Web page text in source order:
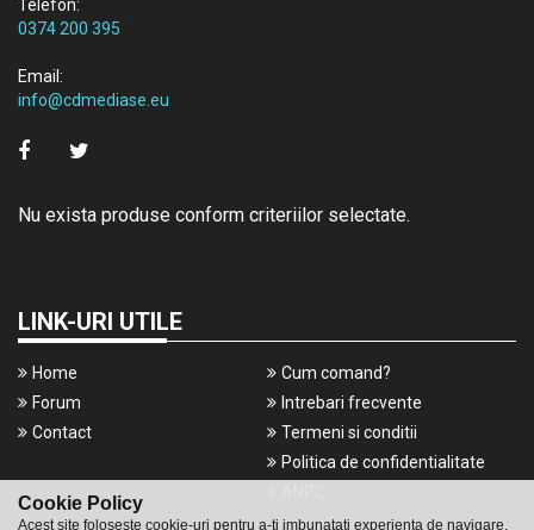
Cookie Policy
Acest site foloseste cookie-uri pentru a-ti imbunatati experienta de navigare.
Telefon:
0374 200 395
Email:
info@cdmediase.eu
Nu exista produse conform criteriilor selectate.
LINK-URI UTILE
Home
Forum
Contact
Cum comand?
Intrebari frecvente
Termeni si conditii
Politica de confidentialitate